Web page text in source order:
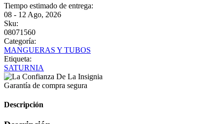
Tiempo estimado de entrega:
08 - 12 Ago, 2026
Sku:
08071560
Categoría:
MANGUERAS Y TUBOS
Etiqueta:
SATURNIA
Garantía de compra segura
Descripción